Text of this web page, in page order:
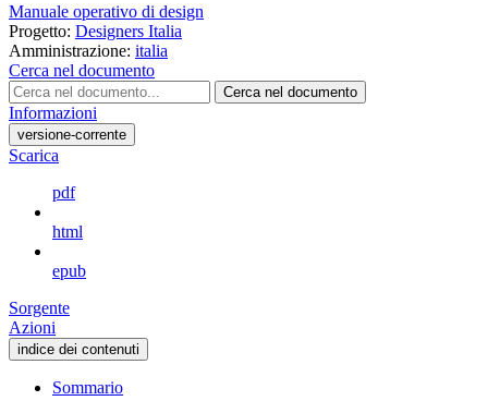
Manuale operativo di design
Progetto: Designers Italia
Amministrazione: italia
Cerca nel documento
Cerca nel documento
Informazioni
versione-corrente
Scarica
pdf
html
epub
Sorgente
Azioni
indice dei contenuti
Sommario